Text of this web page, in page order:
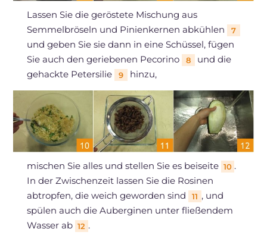
Lassen Sie die geröstete Mischung aus
Semmelbröseln und Pinienkernen abkühlen
7
und geben Sie sie dann in eine Schüssel, fügen
Sie auch den geriebenen Pecorino
8
und die
gehackte Petersilie
9 hinzu,
mischen Sie alles und stellen Sie es beiseite 10 .
In der Zwischenzeit lassen Sie die Rosinen
abtropfen, die weich geworden sind
11 , und
spülen auch die Auberginen unter fließendem
Wasser ab 12 .